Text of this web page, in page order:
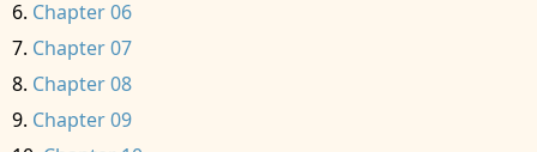
Chapter 06
Chapter 07
Chapter 08
Chapter 09